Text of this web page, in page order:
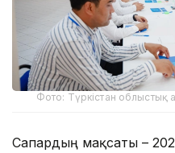
Фото: Түркістан облыстық
Сапардың мақсаты –